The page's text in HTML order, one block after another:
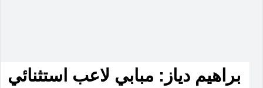
براهيم دياز: مبابي لاعب استثنائي